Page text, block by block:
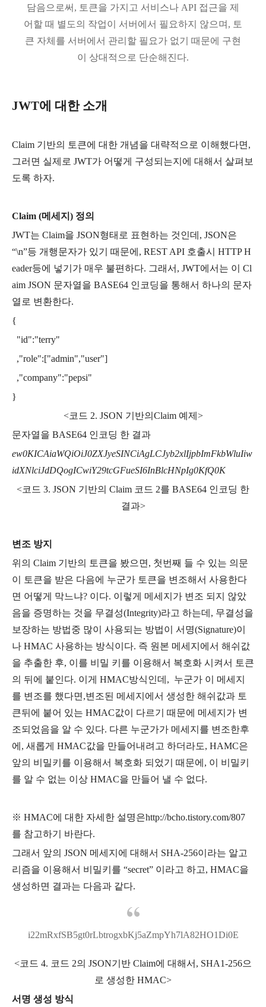
담음으로써, 토큰을 가지고 서비스나 API 접근을 제
어할 때 별도의 작업이 서버에서 필요하지 않으며, 토
큰 자체를 서버에서 관리할 필요가 없기 때문에 구현
이 상대적으로 단순해진다.
JWT에 대한 소개
Claim 기반의 토큰에 대한 개념을 대략적으로 이해했다면,
그러면 실제로 JWT가 어떻게 구성되는지에 대해서 살펴보
도록 하자.
Claim (메세지) 정의
JWT는 Claim을 JSON형태로 표현하는 것인데, JSON은
“\n”등 개행문자가 있기 때문에, REST API 호출시 HTTP H
eader등에 넣기가 매우 불편하다. 그래서, JWT에서는 이 Cl
aim JSON 문자열을 BASE64 인코딩을 통해서 하나의 문자
열로 변환한다.
{
"id":"terry"
,"role":["admin","user"]
,"company":"pepsi"
}
<코드 2. JSON 기반의Claim 예제>
문자열을 BASE64 인코딩 한 결과
ew0KICAiaWQiOiJ0ZXJyeSINCiAgLCJyb2xlIjpbImFkbWluIiw
idXNlciJdDQogICwiY29tcGFueSI6InBlcHNpIg0KfQ0K
<코드 3. JSON 기반의 Claim 코드 2를 BASE64 인코딩 한
결과>
변조 방지
위의 Claim 기반의 토큰을 봤으면, 첫번째 들 수 있는 의문
이 토큰을 받은 다음에 누군가 토큰을 변조해서 사용한다
면 어떻게 막느냐? 이다. 이렇게 메세지가 변조 되지 않았
음을 증명하는 것을 무결성(Integrity)라고 하는데, 무결성을
보장하는 방법중 많이 사용되는 방법이 서명(Signature)이
나 HMAC 사용하는 방식이다. 즉 원본 메세지에서 해쉬값
을 추출한 후, 이를 비밀 키를 이용해서 복호화 시켜서 토큰
의 뒤에 붙인다. 이게 HMAC방식인데, 누군가 이 메세지
를 변조를 했다면,변조된 메세지에서 생성한 해쉬값과 토
큰뒤에 붙어 있는 HMAC값이 다르기 때문에 메세지가 변
조되었음을 알 수 있다. 다른 누군가가 메세지를 변조한후
에, 새롭게 HMAC값을 만들어내려고 하더라도, HAMC은
앞의 비밀키를 이용해서 복호화 되었기 때문에, 이 비밀키
를 알 수 없는 이상 HMAC을 만들어 낼 수 없다.
※ HMAC에 대한 자세한 설명은http://bcho.tistory.com/807
를 참고하기 바란다.
그래서 앞의 JSON 메세지에 대해서 SHA-256이라는 알고
리즘을 이용해서 비밀키를 “secret” 이라고 하고, HMAC을
생성하면 결과는 다음과 같다.
i22mRxfSB5gt0rLbtrogxbKj5aZmpYh7lA82HO1Di0E
<코드 4. 코드 2의 JSON기반 Claim에 대해서, SHA1-256으
로 생성한 HMAC>
서명 생성 방식